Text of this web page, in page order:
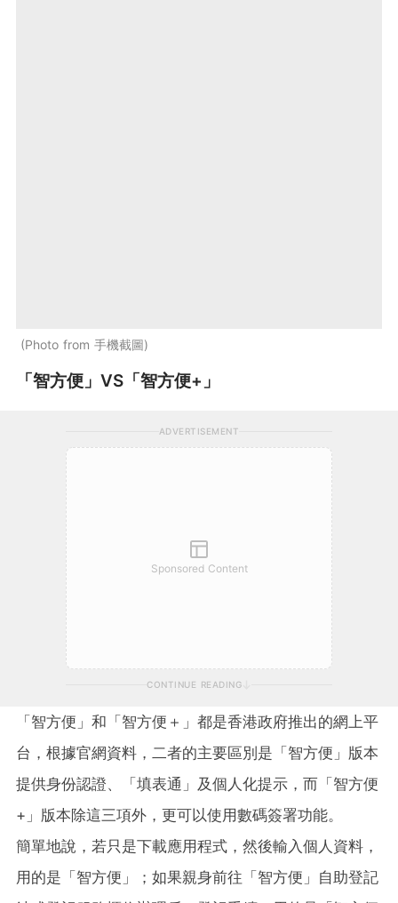
Photo from 手機截圖
「智方便」VS「智方便+」
ADVERTISEMENT
Sponsored Content
CONTINUE READING
「智方便」和「智方便＋」都是香港政府推出的網上平
台，根據官網資料，二者的主要區別是「智方便」版本
提供身份認證、「填表通」及個人化提示，而「智方便
+」版本除這三項外，更可以使用數碼簽署功能。
簡單地說，若只是下載應用程式，然後輸入個人資料，
用的是「智方便」；如果親身前往「智方便」自助登記